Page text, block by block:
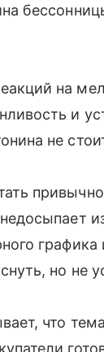
на
и
не
но не
что